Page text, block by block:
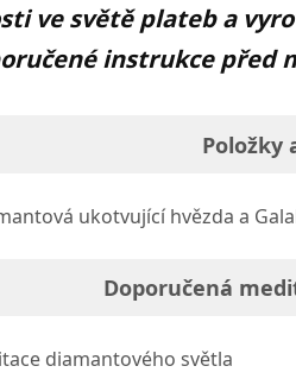
ve světě plateb a
instrukce před
Položky
ukotvující hvězda a
Doporučená
diamantového světla